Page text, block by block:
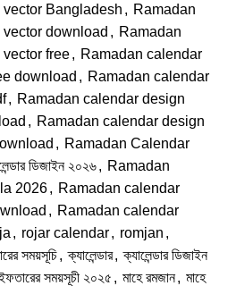
Bangladesh , Ramadan
download , Ramadan
free, Ramadan calendar
download , Ramadan calendar
, Ramadan calendar design
, Ramadan calendar design
, Ramadan Calendar
ডিজাইন ২০২৬, Ramadan
2026, Ramadan calendar
, Ramadan calendar
, rojar calendar, romjan ,
সময়সূচি, ক্যালেন্ডার, ক্যালেন্ডার ডিজাইন
সময়সূচী ২০২৫ , মাহে রমজান, মাহে